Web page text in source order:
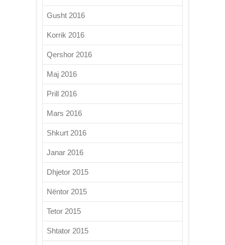
Gusht 2016
Korrik 2016
Qershor 2016
Maj 2016
Prill 2016
Mars 2016
Shkurt 2016
Janar 2016
Dhjetor 2015
Nëntor 2015
Tetor 2015
Shtator 2015